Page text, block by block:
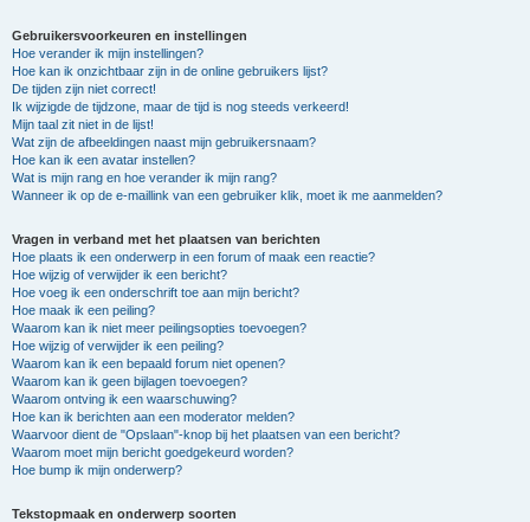
Gebruikersvoorkeuren en instellingen
Hoe verander ik mijn instellingen?
Hoe kan ik onzichtbaar zijn in de online gebruikers lijst?
De tijden zijn niet correct!
Ik wijzigde de tijdzone, maar de tijd is nog steeds verkeerd!
Mijn taal zit niet in de lijst!
Wat zijn de afbeeldingen naast mijn gebruikersnaam?
Hoe kan ik een avatar instellen?
Wat is mijn rang en hoe verander ik mijn rang?
Wanneer ik op de e-maillink van een gebruiker klik, moet ik me aanmelden?
Vragen in verband met het plaatsen van berichten
Hoe plaats ik een onderwerp in een forum of maak een reactie?
Hoe wijzig of verwijder ik een bericht?
Hoe voeg ik een onderschrift toe aan mijn bericht?
Hoe maak ik een peiling?
Waarom kan ik niet meer peilingsopties toevoegen?
Hoe wijzig of verwijder ik een peiling?
Waarom kan ik een bepaald forum niet openen?
Waarom kan ik geen bijlagen toevoegen?
Waarom ontving ik een waarschuwing?
Hoe kan ik berichten aan een moderator melden?
Waarvoor dient de "Opslaan"-knop bij het plaatsen van een bericht?
Waarom moet mijn bericht goedgekeurd worden?
Hoe bump ik mijn onderwerp?
Tekstopmaak en onderwerp soorten